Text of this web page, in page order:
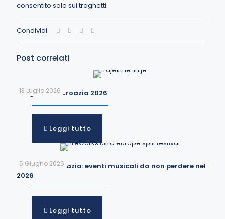
consentito solo sui traghetti.
Condividi
Post correlati
13 Luglio 2026
Traghetti in Croazia 2026
Leggi tutto
5 Giugno 2026
Festival in Croazia: eventi musicali da non perdere nel
2026
Leggi tutto